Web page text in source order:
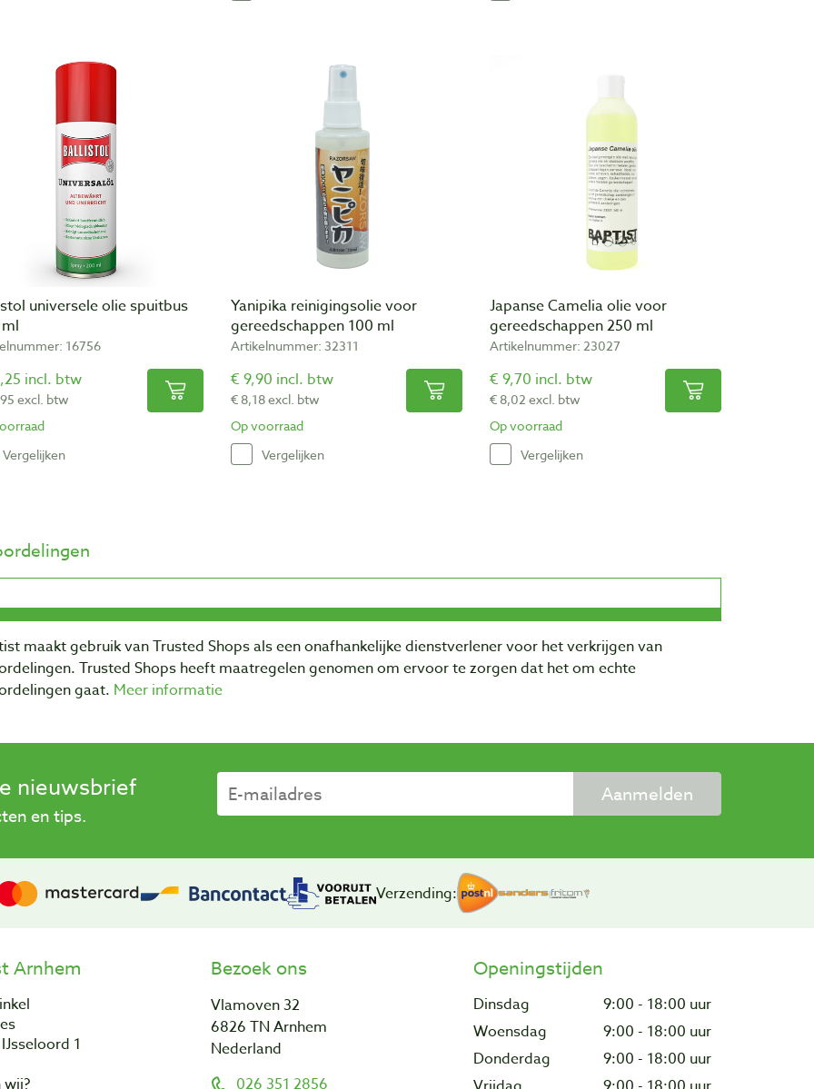
universele olie spuitbus
16756
incl. btw
excl. btw
Vergelijken
Yanipika reinigingsolie voor
gereedschappen 100 ml
Artikelnummer: 32311
€ 9,90 incl. btw
€ 8,18 excl. btw
Op voorraad
Vergelijken
Japanse Camelia olie voor
gereedschappen 250 ml
Artikelnummer: 23027
€ 9,70 incl. btw
€ 8,02 excl. btw
Op voorraad
Vergelijken
maakt gebruik van Trusted Shops als een onafhankelijke dienstverlener voor het verkrijgen van
Trusted Shops heeft maatregelen genomen om ervoor te zorgen dat het om echte
gaat. Meer informatie
nieuwsbrief
en tips.
Aanmelden
Verzending:
Arnhem
1
Bezoek ons
Vlamoven 32
6826 TN Arnhem
Nederland
Openingstijden
Dinsdag
9:00 - 18:00 uur
Woensdag
9:00 - 18:00 uur
Donderdag
9:00 - 18:00 uur